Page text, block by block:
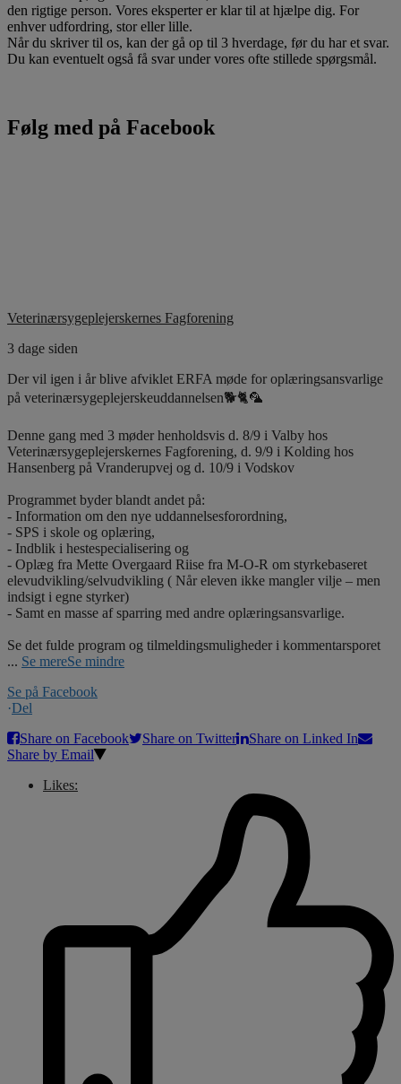
den rigtige person. Vores eksperter er klar til at hjælpe dig. For
enhver udfordring, stor eller lille.
Når du skriver til os, kan der gå op til 3 hverdage, før du har et svar.
Du kan eventuelt også få svar under vores ofte stillede spørgsmål.
Følg med på Facebook
Veterinærsygeplejerskernes Fagforening
3 dage siden
Der vil igen i år blive afviklet ERFA møde for oplæringsansvarlige
på veterinærsygeplejerskeuddannelsen🐕🐈🦜
Denne gang med 3 møder henholdsvis d. 8/9 i Valby hos
Veterinærsygeplejerskernes Fagforening, d. 9/9 i Kolding hos
Hansenberg på Vranderupvej og d. 10/9 i Vodskov
Programmet byder blandt andet på:
- Information om den nye uddannelsesforordning,
- SPS i skole og oplæring,
- Indblik i hestespecialisering og
- Oplæg fra Mette Overgaard Riise fra M-O-R om styrkebaseret
elevudvikling/selvudvikling ( Når eleven ikke mangler vilje – men
indsigt i egne styrker)
- Samt en masse af sparring med andre oplæringsansvarlige.
Se det fulde program og tilmeldingsmuligheder i kommentarsporet
... Se mereSe mindre
Se på Facebook
·Del
Share on Facebook
Share on Twitter
Share on Linked In
Share by Email
Likes: